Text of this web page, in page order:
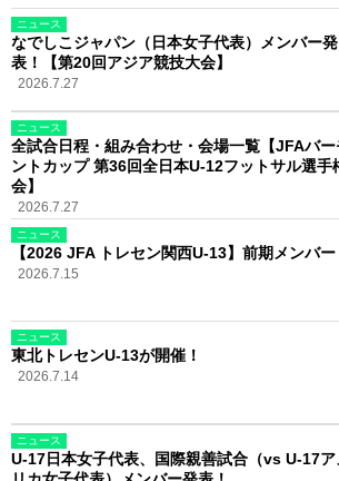
ニュース
なでしこジャパン（日本女子代表）メンバー発
表！【第20回アジア競技大会】
2026.7.27
ニュース
全試合日程・組み合わせ・会場一覧【JFAバー
ントカップ 第36回全日本U-12フットサル選手
会】
2026.7.27
ニュース
【2026 JFA トレセン関西U-13】前期メンバー
2026.7.15
ニュース
東北トレセンU-13が開催！
2026.7.14
ニュース
U-17日本女子代表、国際親善試合（vs U-17ア